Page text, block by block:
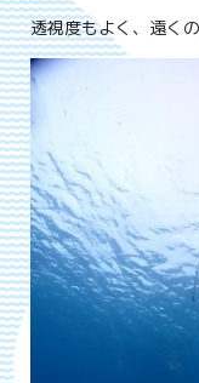
透視度もよく、遠く